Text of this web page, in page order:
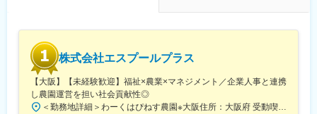
先は現在のご住所から考慮し決定いたします。
■研修制度：入社後1週間、本社で研修を行います。その後の配属
先においても、国家資格をもった先輩社員によるマンツーマンの
OJTを行いながら実務を覚えて頂きます。技術はすぐに身に付き
ます。さらにレベルアップしたい方には外部の研修にも100％会
社が費用負担します。3ヶ月に1度はフォローアップ研修という形
で本社研修を実施し、資格取得についても全面バックアップ。未
株式会社エスプールプラス
【大阪】【未経験歓迎】福祉×農業×マネジメント／企業人事と連携
し農園運営を担い社会貢献性◎